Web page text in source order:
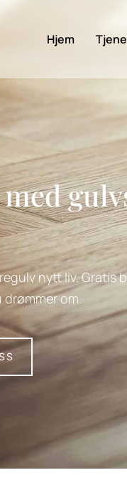
Hjem
nytt liv. Gratis
om.